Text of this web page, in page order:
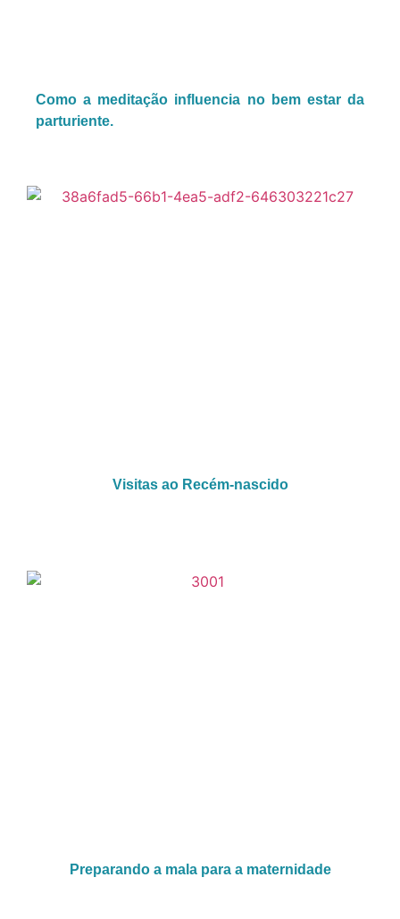
Como a meditação influencia no bem estar da
parturiente.
Visitas ao Recém-nascido
Preparando a mala para a maternidade